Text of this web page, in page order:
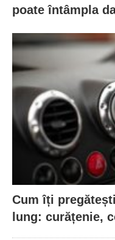
poate întâmpla
Cum îți
lung: curățenie,